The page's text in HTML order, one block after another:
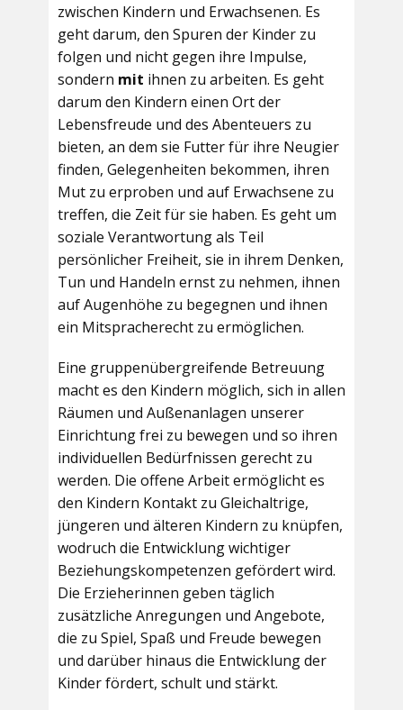
zwischen Kindern und Erwachsenen. Es
geht darum, den Spuren der Kinder zu
folgen und nicht gegen ihre Impulse,
sondern mit ihnen zu arbeiten. Es geht
darum den Kindern einen Ort der
Lebensfreude und des Abenteuers zu
bieten, an dem sie Futter für ihre Neugier
finden, Gelegenheiten bekommen, ihren
Mut zu erproben und auf Erwachsene zu
treffen, die Zeit für sie haben. Es geht um
soziale Verantwortung als Teil
persönlicher Freiheit, sie in ihrem Denken,
Tun und Handeln ernst zu nehmen, ihnen
auf Augenhöhe zu begegnen und ihnen
ein Mitspracherecht zu ermöglichen.
Eine gruppenübergreifende Betreuung
macht es den Kindern möglich, sich in allen
Räumen und Außenanlagen unserer
Einrichtung frei zu bewegen und so ihren
individuellen Bedürfnissen gerecht zu
werden. Die offene Arbeit ermöglicht es
den Kindern Kontakt zu Gleichaltrige,
jüngeren und älteren Kindern zu knüpfen,
wodruch die Entwicklung wichtiger
Beziehungskompetenzen gefördert wird.
Die Erzieherinnen geben täglich
zusätzliche Anregungen und Angebote,
die zu Spiel, Spaß und Freude bewegen
und darüber hinaus die Entwicklung der
Kinder fördert, schult und stärkt.